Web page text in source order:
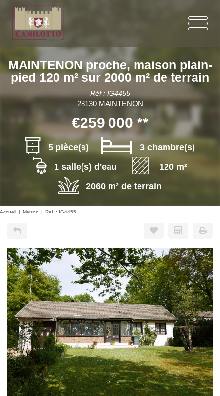
MAINTENON proche, maison plain-
pied 120 m² sur 2000 m² de terrain
Réf : IG4455
28130 MAINTENON
€259 000 **
5 pièce(s)
3 chambre(s)
1 salle(s) d'eau
120 m²
2060 m² de terrain
Accueil Maison Ref. : IG4455